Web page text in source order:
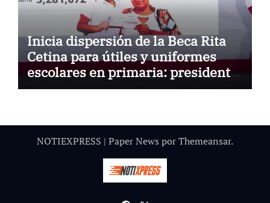
Inicia dispersión de la Beca Rita
Cetina para útiles y uniformes
escolares en primaria: presidenta
Claudia Sheinbaum
NOTIEXPRESS | Paper News porThemeansar.